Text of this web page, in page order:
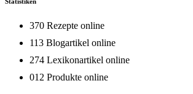
370 Rezepte online
113 Blogartikel online
274 Lexikonartikel online
012 Produkte online